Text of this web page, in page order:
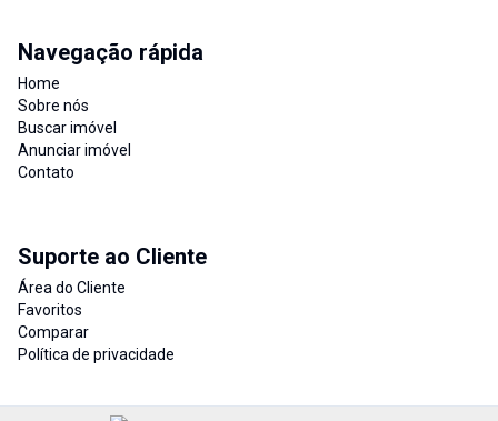
Navegação rápida
Home
Sobre nós
Buscar imóvel
Anunciar imóvel
Contato
Suporte ao Cliente
Área do Cliente
Favoritos
Comparar
Política de privacidade